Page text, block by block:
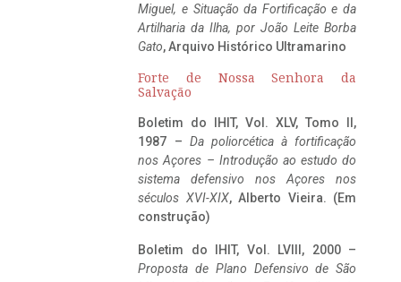
Miguel, e Situação da Fortificação e da
Artilharia da Ilha, por João Leite Borba
Gato, Arquivo Histórico Ultramarino
Forte de Nossa Senhora da
Salvação
Boletim do IHIT, Vol. XLV, Tomo II,
1987 – Da poliorcética à fortificação
nos Açores – Introdução ao estudo do
sistema defensivo nos Açores nos
séculos XVI-XIX, Alberto Vieira. (Em
construção)
Boletim do IHIT, Vol. LVIII, 2000 –
Proposta de Plano Defensivo de São